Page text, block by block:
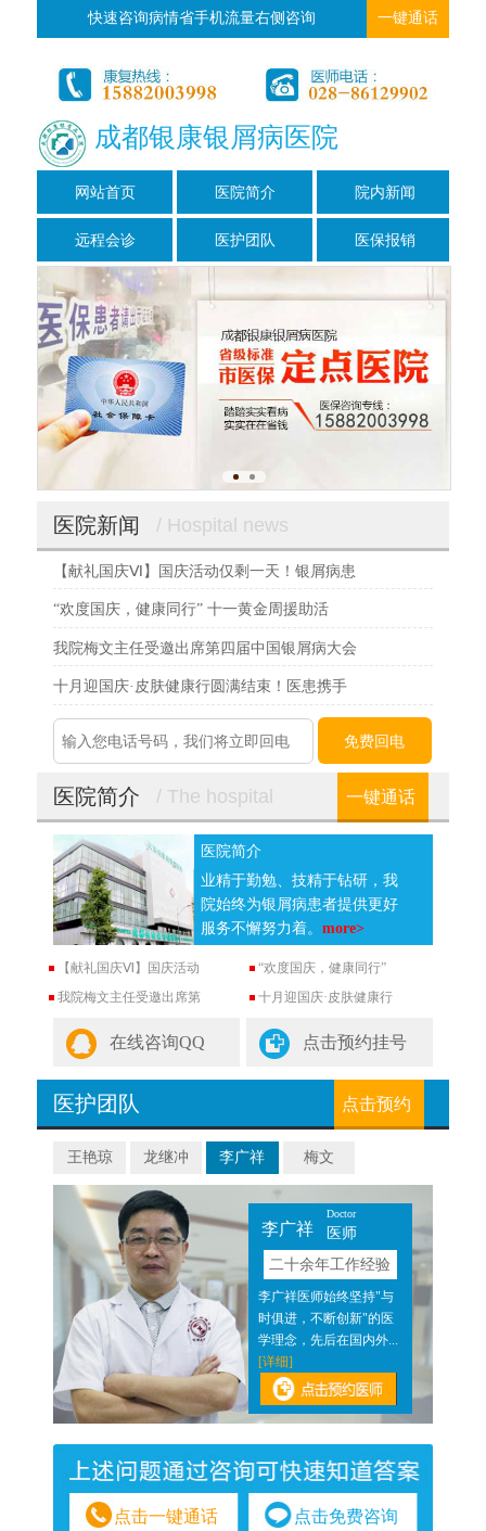
快速咨询病情省手机流量右侧咨询 一键通话
成都银康银屑病医院
网站首页 医院简介 院内新闻
远程会诊 医护团队 医保报销
医院新闻 / Hospital news
【献礼国庆Ⅵ】国庆活动仅剩一天！银屑病患
“欢度国庆，健康同行” 十一黄金周援助活
我院梅文主任受邀出席第四届中国银屑病大会
十月迎国庆·皮肤健康行圆满结束！医患携手
医院简介 / The hospital 一键通话
医院简介
业精于勤勉、技精于钻研，我
院始终为银屑病患者提供更好
服务不懈努力着。more>
【献礼国庆Ⅵ】国庆活动
“欢度国庆，健康同行”
我院梅文主任受邀出席第
十月迎国庆·皮肤健康行
在线咨询QQ 点击预约挂号
医护团队 点击预约
王艳琼 龙继冲 李广祥 梅文
李广祥
Doctor
医师
二十余年工作经验
李广祥医师始终坚持"与
时俱进，不断创新"的医
学理念，先后在国内外...
[详细]
点击一键通话 点击免费咨询